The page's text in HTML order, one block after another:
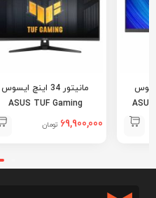
ایسوس
مانیتور 34 اینچ ایسوس
ASUS TUF Gaming
VG34VQ3B69,900,000 تومان